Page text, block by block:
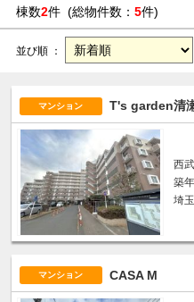
棟数2件 (総物件数： 5件)
並び順 ：
マンション T's garden清
西
築
埼
マンション CASA M